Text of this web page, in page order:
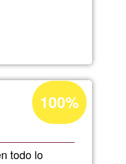
todo lo
Acceptance
percentage
Ğ1
100%